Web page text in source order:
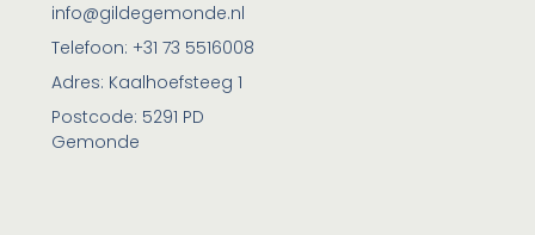
info@gildegemonde.nl
Telefoon: +31 73 5516008
Adres: Kaalhoefsteeg 1
Postcode: 5291 PD
Gemonde